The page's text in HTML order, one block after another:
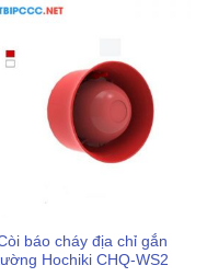
của dòng này là
phải vệ sinh bộ lọc
báo cũ, giúp tiết kiệm
dụng
xác trong điều kiện
kinh nghiệm kỹ thuật
báo cháy địa chỉ gắn
Hochiki CHQ-WS2